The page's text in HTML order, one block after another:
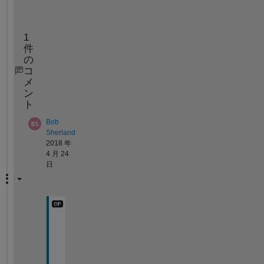
1
件
の
コ
メ
ン
ト
Bob
Sherland
2018 年
4 月 24
日